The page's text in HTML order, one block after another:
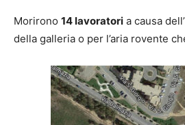
Morirono 14 lavoratori a causa
della galleria o per l’aria rovente